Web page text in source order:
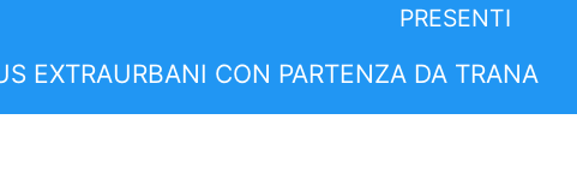
PRESENTI
EXTRAURBANI CON PARTENZA DA TRANA